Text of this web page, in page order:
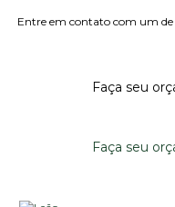
Entre em contato com um de
Faça seu
Faça seu